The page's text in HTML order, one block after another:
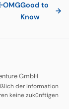
OMGGood to
Know
→
GmbH
der Information
keine zukünftigen